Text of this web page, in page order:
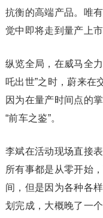
抗衡的高端产品。唯
觉中即将走到量产上市
纵览全局，在威马全
吒出世”之时，蔚来在
因为在量产时间点的
“前车之鉴”。
李斌在活动现场直接
所有事都是从零开始
间，但是因为各种各
划完成，大概晚了一